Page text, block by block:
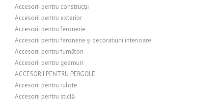
Accesorii pentru construcții
Accesorii pentru exterior
Accesorii pentru feronerie
Accesorii pentru feronerie și decoratiuni interioare
Accesorii pentru fumători
Accesorii pentru geamuri
ACCESORII PENTRU PERGOLE
Accesorii pentru rulote
Accesorii pentru sticlă